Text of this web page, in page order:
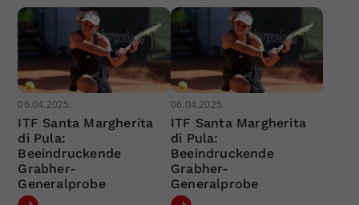
06.04.2025
ITF Santa Margherita
di Pula:
Beeindruckende
Grabher-
Generalprobe
06.04.2025
ITF Santa Margherita
di Pula:
Beeindruckende
Grabher-
Generalprobe